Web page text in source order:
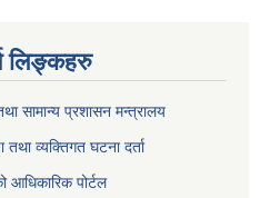
लिङ्कहरु
सामान्य प्रशासन मन्त्रालय
तथा व्यक्तिगत घटना दर्ता
आधिकारिक पोर्टल